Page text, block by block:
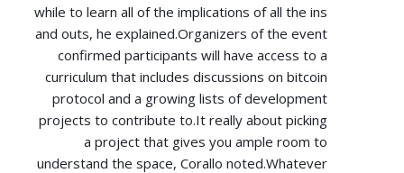
while to learn all of the implications of all the ins
and outs, he explained.Organizers of the event
confirmed participants will have access to a
curriculum that includes discussions on bitcoin
protocol and a growing lists of development
projects to contribute to.It really about picking
a project that gives you ample room to
understand the space, Corallo noted.Whatever